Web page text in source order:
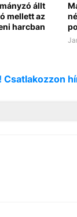
állt
mellett az
harcban